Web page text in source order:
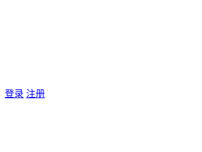
登录 注册